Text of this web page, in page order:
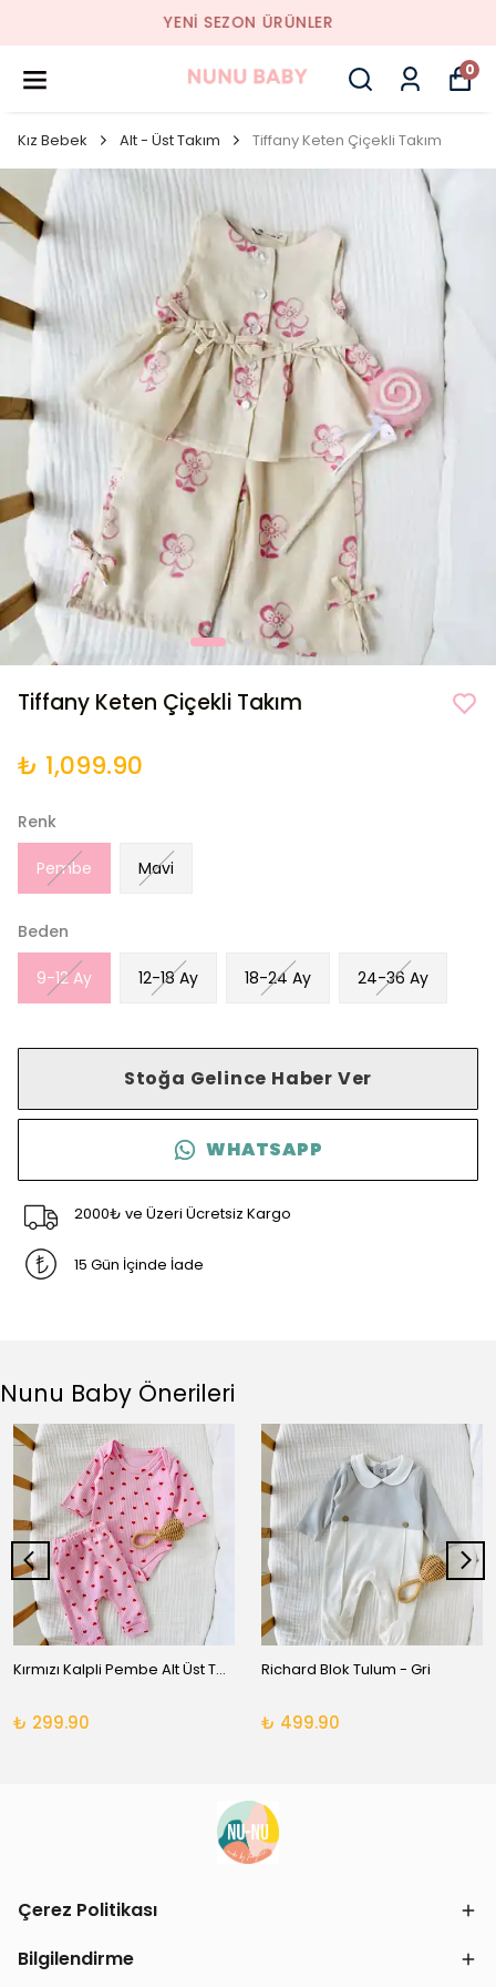
YENI SEZON ÜRÜNLER
0
Kız Bebek Alt - Üst Takım Tiffany Keten Çiçekli Takım
Tiffany Keten Çiçekli Takım
₺ 1,099.90
Renk
Pembe Mavi
Beden
9-12 Ay 12-18 Ay 18-24 Ay 24-36 Ay
Stoğa Gelince Haber Ver
WHATSAPP
2000₺ ve Üzeri Ücretsiz Kargo
15 Gün İçinde İade
Nunu Baby Önerileri
Kırmızı Kalpli Pembe Alt Üst Takım
₺ 299.90
Richard Blok Tulum - Gri
₺ 499.90
Çerez Politikası
Bilgilendirme